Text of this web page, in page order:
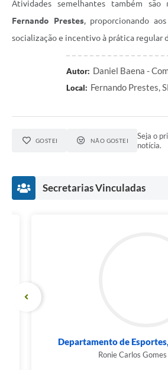
Atividades semelhantes também
Fernando Prestes, proporcionando
socialização e incentivo à prática regular
Autor: Daniel Baena -
Local: Fernando Prestes,
GOSTEI NÃO GOSTEI
Seja o
notícia.
Secretarias Vinculadas
Departamento de Esportes,
Ronie Carlos Gomes da